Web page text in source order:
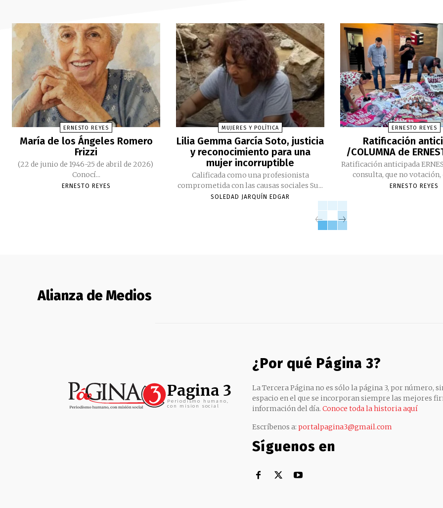
ERNESTO REYES
María de los Ángeles Romero
Frizzi
(22 de junio de 1946-25 de abril de 2026)
Conocí...
ERNESTO REYES
MUJERES Y POLÍTICA
Lilia Gemma García Soto, justicia
y reconocimiento para una
mujer incorruptible
Calificada como una profesionista
comprometida con las causas sociales Su...
SOLEDAD JARQUÍN EDGAR
ERNESTO REYES
Ratificación
/COLUMNA de
Ratificación anticipada
consulta, que no votación,
ERNESTO REYES
Alianza de Medios
Pagina 3
Periodismo humano,
con mision social
¿Por qué Página 3?
La Tercera Página no es sólo la página 3, por número,
espacio en el que se incorporan siempre las mejores
información del día. Conoce toda la historia aquí
Escríbenos a: portalpagina3@gmail.com
Síguenos en